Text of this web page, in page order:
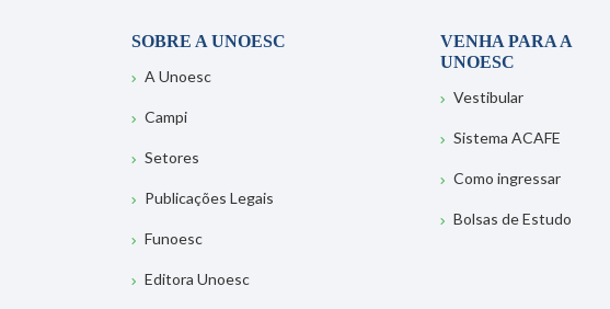
SOBRE A UNOESC
A Unoesc
Campi
Setores
Publicações Legais
Funoesc
Editora Unoesc
VENHA PARA A
UNOESC
Vestibular
Sistema ACAFE
Como ingressar
Bolsas de Estudo